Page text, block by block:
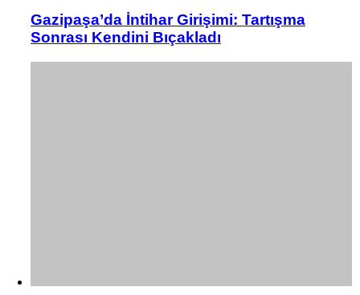
Gazipaşa’da İntihar Girişimi: Tartışma
Sonrası Kendini Bıçakladı